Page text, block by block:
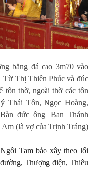
bằng đá cao 3m70 vào
Từ Thị Thiên Phúc và đúc
tôn thờ, ngoài thờ các tôn
Thái Tôn, Ngọc Hoàng,
đức ông, Ban Thánh
(là vợ của Trịnh Tráng)
Tam bảo xây theo lối
Thượng điện, Thiêu